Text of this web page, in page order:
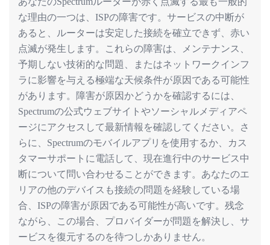
な理由の一つは、 ISPの障害です。サービスの中断が
あると、ルーターは安定した接続を確立できず、赤い
点滅が発生します。これらの障害は、メンテナンス、
予期しない技術的な問題、またはネットワークインフ
ラに影響を与える極端な天候条件が原因である可能性
があります。障害が原因かどうかを確認するには、
Spectrumの公式ウェブサイトやソーシャルメディアペ
ージにアクセスして最新情報を確認してください。さ
らに、
Spectrumのモバイルアプリを使用するか、カス
タマーサポートに電話して、現在進行中のサービス中
断について問い合わせることができます。あなたのエ
リアの他のデバイスも接続の問題を経験している場
合、 ISPの障害が原因である可能性が高いです。残念
ながら、この場合、プロバイダーが問題を解決し、サ
ービスを復元するのを待つしかありません。